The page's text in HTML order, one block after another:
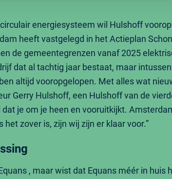
energiesysteem wil Hulshoff
heeft vastgelegd in het Actieplan
de gemeentegrenzen vanaf 2025
dat al tachtig jaar bestaat, maar
altijd vooropgelopen. Met alles wat
Gerry Hulshoff, een Hulshoff van de
je om je heen en vooruitkijkt.
zover is, zijn wij zijn er klaar voor.”
, maar wist dat Equans méér in huis